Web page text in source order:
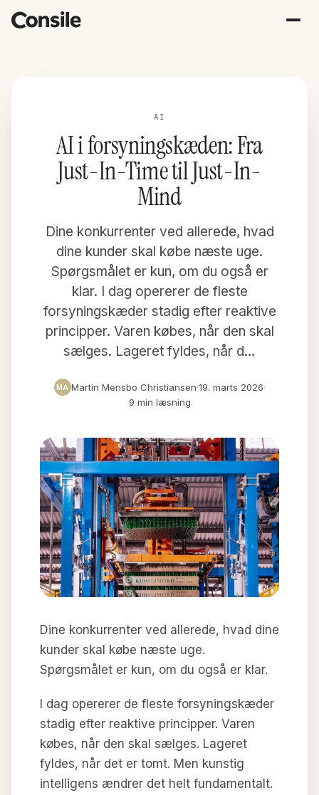
AI
AI i forsyningskæden: Fra
Just-In-Time til Just-In-
Mind
Dine konkurrenter ved allerede, hvad
dine kunder skal købe næste uge.
Spørgsmålet er kun, om du også er
klar. I dag opererer de fleste
forsyningskæder stadig efter reaktive
principper. Varen købes, når den skal
sælges. Lageret fyldes, når d…
MA Martin Mensbo Christiansen·19. marts 2026·
9 min læsning
Dine konkurrenter ved allerede, hvad dine
kunder skal købe næste uge.
Spørgsmålet er kun, om du også er klar.
I dag opererer de fleste forsyningskæder
stadig efter reaktive principper. Varen
købes, når den skal sælges. Lageret
fyldes, når det er tomt. Men kunstig
intelligens ændrer det helt fundamentalt.